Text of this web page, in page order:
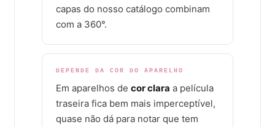
capas do nosso catálogo combinam
com a 360°.
DEPENDE DA COR DO APARELHO
Em aparelhos de cor clara a película
traseira fica bem mais imperceptível,
quase não dá para notar que tem